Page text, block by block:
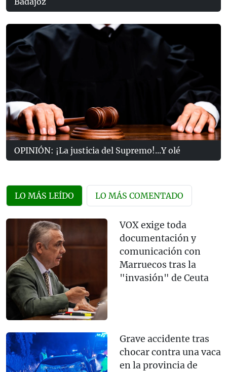
OPINIÓN: ¡La justicia del Supremo!...Y olé
LO MÁS LEÍDO LO MÁS COMENTADO
VOX exige toda
documentación y
comunicación con
Marruecos tras la
"invasión" de Ceuta
Grave accidente tras
chocar contra una vaca
en la provincia de